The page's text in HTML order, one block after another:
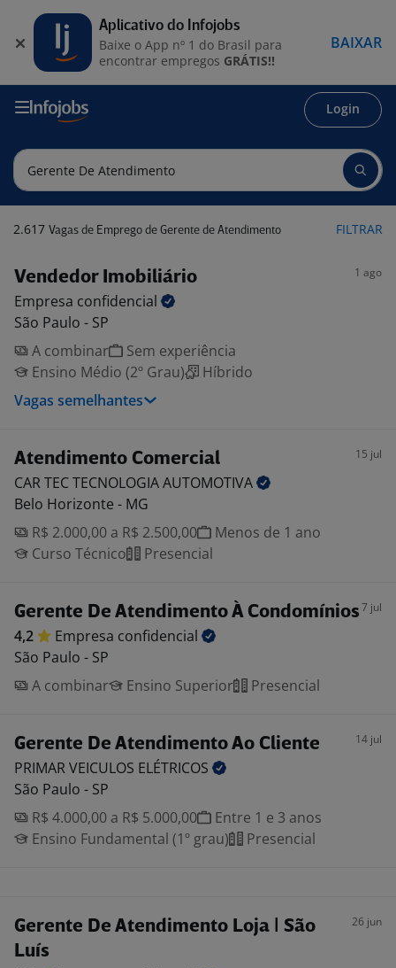
Login
2.617 Vagas de Emprego de Gerente de Atendimento FILTRAR
Vendedor Imobiliário 1 ago
Empresa confidencial
São Paulo - SP
A combinar
Sem experiência
Ensino Médio (2º Grau)
Híbrido
Vagas semelhantes
Atendimento Comercial 15 jul
CAR TEC TECNOLOGIAAUTOMOTIVA
Belo Horizonte - MG
R$ 2.000,00 a R$ 2.500,00
Menos de 1 ano
Curso Técnico
Presencial
Gerente De Atendimento À Condomínios7 jul
4,2 Empresa confidencial
São Paulo - SP
A combinar
Ensino Superior Presencial
Gerente De Atendimento Ao Cliente 14 jul
PRIMAR VEICULOS ELÉTRICOS
São Paulo - SP
R$ 4.000,00 a R$ 5.000,00
Entre 1 e 3 anos
Ensino Fundamental (1º grau)
Presencial
Gerente De Atendimento Loja | São
Luís
26 jun
Aplicativo do Infojobs
Baixe o App nº 1 do Brasil para
encontrar empregos GRÁTIS!!
BAIXAR